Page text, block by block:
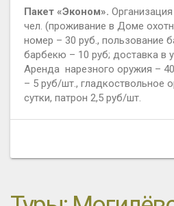
Пакет «Эконом».
чел. (проживание в Доме
номер – 30 руб., пользование
барбекю – 10 руб; доставка в
Аренда нарезного оружия –
– 5 руб/шт., гладкоствольное
сутки, патрон 2,5 руб/шт.